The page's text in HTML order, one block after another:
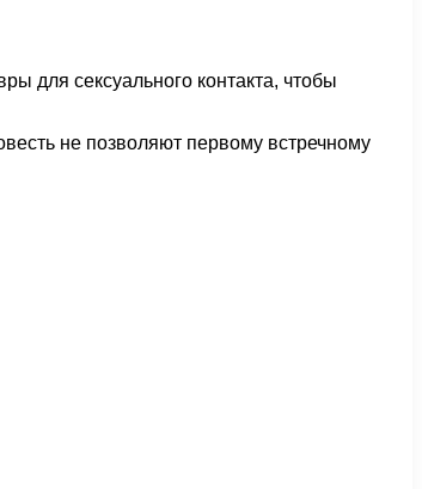
для сексуального контакта, чтобы
не позволяют первому встречному